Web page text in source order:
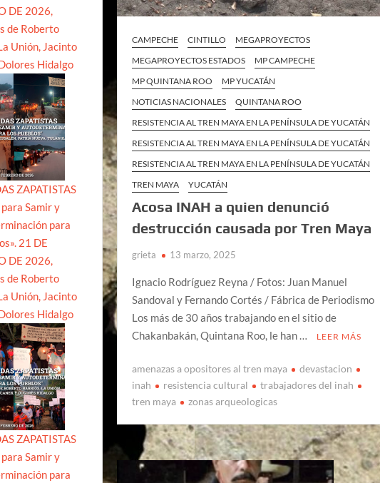
CAMPECHE CINTILLO
MEGAPROYECTOS
MEGAPROYECTOS ESTADOS
MP CAMPECHE
MP QUINTANA ROO
MP YUCATÁN
NOTICIAS NACIONALES
QUINTANA ROO
RESISTENCIA AL TREN MAYA EN LA PENÍNSULA DE YUCATÁN
RESISTENCIA AL TREN MAYA EN LA PENÍNSULA DE YUCATÁN
RESISTENCIA AL TREN MAYA EN LA PENÍNSULA DE YUCATÁN
TREN MAYA
YUCATÁN
Acosa INAH a quien denunció
destrucción causada por Tren Maya
grieta 13 marzo, 2025
Ignacio Rodríguez Reyna / Fotos: Juan Manuel
Sandoval y Fernando Cortés / Fábrica de Periodismo
Los más de 30 años trabajando en el sitio de
Chakanbakán, Quintana Roo, le han …
LEER MÁS
amenazas a opositores al tren maya
devastacion
inah
resistencia cultural
trabajadores del inah
tren maya
zonas arqueologicas
DE 2026,
de Roberto
Unión, Jacinto
Hidalgo
ZAPATISTAS
Samir y
para
21 DE
DE 2026,
de Roberto
Unión, Jacinto
Hidalgo
ZAPATISTAS
Samir y
para